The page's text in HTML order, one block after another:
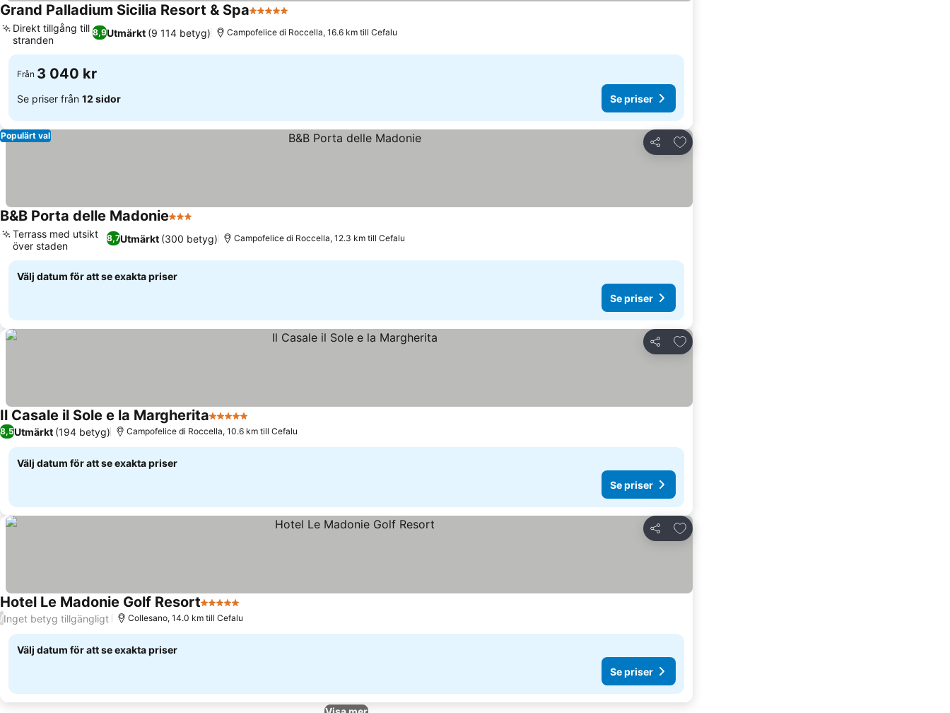
Grand Palladium Sicilia Resort & Spa5 Stjärnor
8,9Utmärkt (9 114 betyg)
Direkt tillgång till
stranden
Campofelice di Roccella, 16.6 km till Cefalu
Från 3 040 kr
Se priser från 12 sidor Se priser
Dela
Lägg till i Mina Favoriter
Populärt val
B&B Porta delle Madonie3 Stjärnor
8,7Utmärkt (300 betyg)
Terrass med utsikt
över staden
Campofelice di Roccella, 12.3 km till Cefalu
Välj datum för att se exakta priser
Se priser
Dela
Lägg till i Mina Favoriter
Il Casale il Sole e la Margherita5 Stjärnor
8,5Utmärkt (194 betyg) Campofelice di Roccella, 10.6 km till Cefalu
Välj datum för att se exakta priser
Se priser
Dela
Lägg till i Mina Favoriter
Hotel Le Madonie Golf Resort5 Stjärnor
/Inget betyg tillgängligt Collesano, 14.0 km till Cefalu
Välj datum för att se exakta priser
Se priser